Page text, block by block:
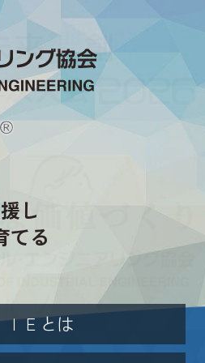
し
てる
ＩＥとは